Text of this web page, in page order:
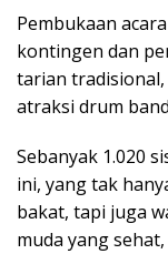
Pembukaan
kontingen dan
tarian tradisional,
atraksi drum
Sebanyak 1.020
ini, yang tak
bakat, tapi juga
muda yang